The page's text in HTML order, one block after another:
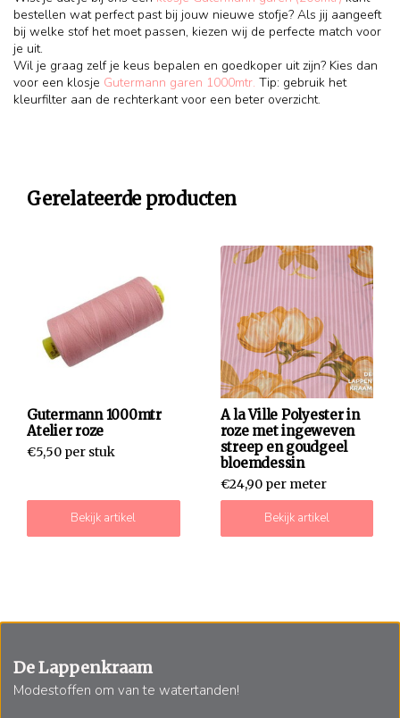
bestellen wat perfect past bij jouw nieuwe stofje? Als jij aangeeft
bij welke stof het moet passen, kiezen wij de perfecte match voor
je uit.
Wil je graag zelf je keus bepalen en goedkoper uit zijn? Kies dan
voor een klosje Gutermann garen 1000mtr. Tip: gebruik het
kleurfilter aan de rechterkant voor een beter overzicht.
Gerelateerde producten
Gutermann 1000mtr
Atelier roze
€5,50 per stuk
Bekijk artikel
A la Ville Polyester in
roze met ingeweven
streep en goudgeel
bloemdessin
€24,90 per meter
Bekijk artikel
De Lappenkraam
Modestoffen om van te watertanden!